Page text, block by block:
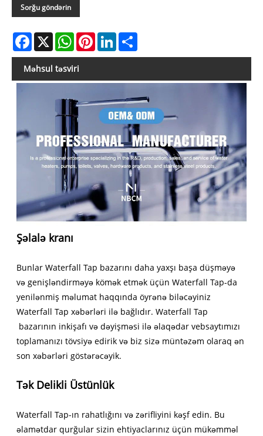
Sorğu göndərin
Facebook
X WhatsAppPinterestLinkedIn
Məhsul təsviri
Şəlalə kranı
Bunlar Waterfall Tap bazarını daha yaxşı başa düşməyə
və genişləndirməyə kömək etmək üçün Waterfall Tap-da
yenilənmiş məlumat haqqında öyrənə biləcəyiniz
Waterfall Tap xəbərləri ilə bağlıdır. Waterfall Tap
bazarının inkişafı və dəyişməsi ilə əlaqədar vebsaytımızı
toplamanızı tövsiyə edirik və biz sizə müntəzəm olaraq ən
son xəbərləri göstərəcəyik.
Tək Delikli Üstünlük
Waterfall Tap-ın rahatlığını və zərifliyini kəşf edin. Bu
əlamətdar qurğular sizin ehtiyaclarınız üçün mükəmməl